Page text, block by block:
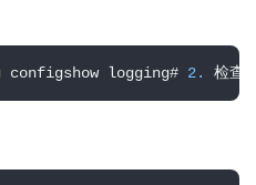
configshow logging# 2. 检查